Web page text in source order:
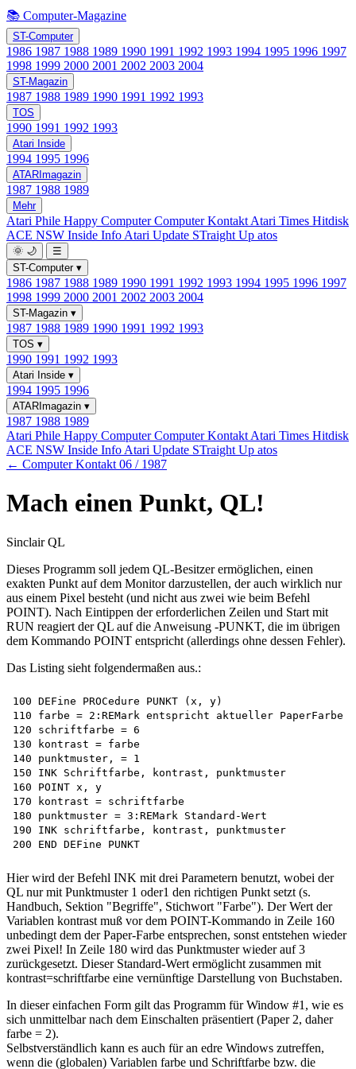
📚 Computer-Magazine
ST-Computer
1986 1987 1988 1989 1990 1991 1992 1993 1994 1995 1996 1997
1998 1999 2000 2001 2002 2003 2004
ST-Magazin
1987 1988 1989 1990 1991 1992 1993
TOS
1990 1991 1992 1993
Atari Inside
1994 1995 1996
ATARImagazin
1987 1988 1989
Mehr
Atari Phile Happy ComputerComputer Kontakt Atari Times Hitdisk
ACE NSW Inside Info Atari Update STraight Up atos
🌞 🌙
☰
ST-Computer ▾
1986 1987 1988 1989 1990 1991 1992 1993 1994 1995 1996 1997
1998 1999 2000 2001 2002 2003 2004
ST-Magazin ▾
1987 1988 1989 1990 1991 1992 1993
TOS ▾
1990 1991 1992 1993
Atari Inside ▾
1994 1995 1996
ATARImagazin ▾
1987 1988 1989
Atari Phile Happy ComputerComputer Kontakt Atari Times Hitdisk
ACE NSW Inside Info Atari Update STraight Up atos
← Computer Kontakt 06 / 1987
Mach einen Punkt, QL!
Sinclair QL
Dieses Programm soll jedem QL-Besitzer ermöglichen, einen
exakten Punkt auf dem Monitor darzustellen, der auch wirklich nur
aus einem Pixel besteht (und nicht aus zwei wie beim Befehl
POINT). Nach Eintippen der erforderlichen Zeilen und Start mit
RUN reagiert der QL auf die Anweisung -PUNKT, die im übrigen
dem Kommando POINT entspricht (allerdings ohne dessen Fehler).
Das Listing sieht folgendermaßen aus.:
100 DEFine PROCedure PUNKT (x, y)
110 farbe = 2:REMark entspricht aktueller PaperFarbe
120 schriftfarbe = 6
130 kontrast = farbe
140 punktmuster, = 1
150 INK Schriftfarbe, kontrast, punktmuster
160 POINT x, y
170 kontrast = schriftfarbe
180 punktmuster = 3:REMark Standard-Wert
190 INK schriftfarbe, kontrast, punktmuster
Hier wird der Befehl INK mit drei Parametern benutzt, wobei der
QL nur mit Punktmuster 1 oder1 den richtigen Punkt setzt (s.
Handbuch, Sektion "Begriffe", Stichwort "Farbe"). Der Wert der
Variablen kontrast muß vor dem POINT-Kommando in Zeile 160
unbedingt dem der Paper-Farbe entsprechen, sonst entstehen wieder
zwei Pixel! In Zeile 180 wird das Punktmuster wieder auf 3
zurückgesetzt. Dieser Standard-Wert ermöglicht zusammen mit
kontrast=schriftfarbe eine vernünftige Darstellung von Buchstaben.
In dieser einfachen Form gilt das Programm für Window #1, wie es
sich unmittelbar nach dem Einschalten präsentiert (Paper 2, daher
farbe = 2).
Selbstverständlich kann es auch für an edre Windows zutreffen,
wenn die (globalen) Variablen farbe und Schriftfarbe bzw. die